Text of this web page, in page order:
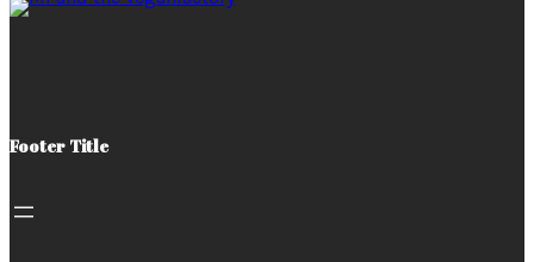
Footer Title